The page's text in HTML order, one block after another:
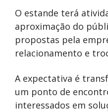
O estande terá
aproximação do
propostas pela
relacionamento e
A expectativa é
um ponto de
interessados em